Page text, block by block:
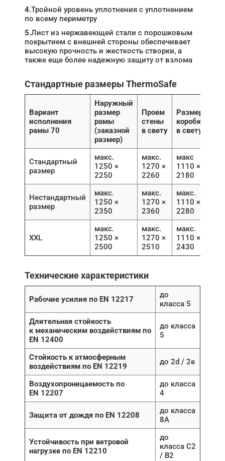
4.Тройной уровень уплотнения с уплотнением
по всему периметру
5.Лист из нержавеющей стали с порошковым
покрытием с внешней стороны обеспечивает
высокую прочность и жесткость створки, а
также еще более надежную защиту от взлома
Стандартные размеры ThermoSafe
Вариант
исполнения
рамы 70
Наружный
размер
рамы
(заказной
размер)
Проем
стены
в свету
Размер
коробки
в свету
Стандартный
размер
макс.
1250 ×
2250
макс.
1270 ×
2260
макс
1110 ×
2180
Нестандартный
размер
макс.
1250 ×
2350
макс.
1270 ×
2360
макс.
1110 ×
2280
XXL
макс.
1250 ×
2500
макс.
1270 ×
2510
макс.
1110 ×
2430
Технические характеристики
Рабочие усилия по EN 12217
до
класса 5
Длительная стойкость
к механическим воздействиям по
EN 12400
до класса
5
Стойкость к атмосферным
воздействиям по EN 12219
до 2d / 2e
Воздухопроницаемость по
EN 12207
до класса
4
Защита от дождя по EN 12208
до класса
8A
Устойчивость при ветровой
нагрузке по EN 12210
до
класса C2
/ B2